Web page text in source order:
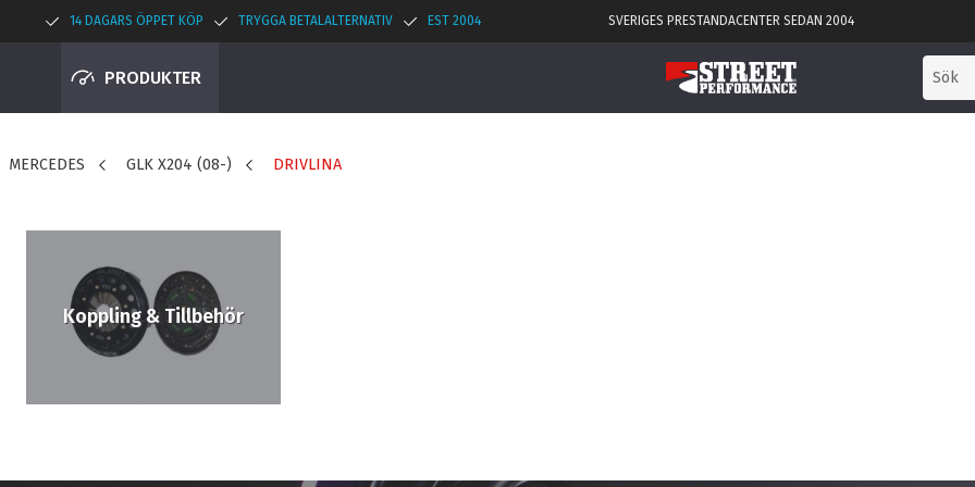
14 DAGARS ÖPPET KÖP TRYGGA BETALALTERNATIV EST 2004 SVERIGES PRESTANDACENTER SEDAN 2004
PRODUKTER
MERCEDES GLK X204 (08-) DRIVLINA
Koppling & Tillbehör